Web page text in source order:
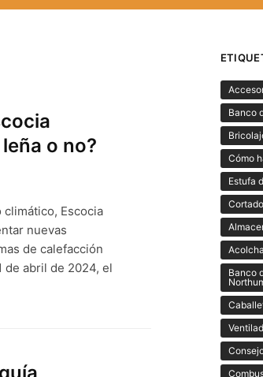
o no?
Escocia
nuevas
de calefacción
de abril de 2024, el
Banco
Cómo
Estufa
Banco